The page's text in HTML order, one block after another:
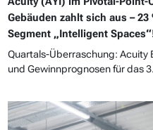
Gebäuden zahlt sich aus –
Segment „Intelligent
Quartals-Überraschung:
und Gewinnprognosen für das